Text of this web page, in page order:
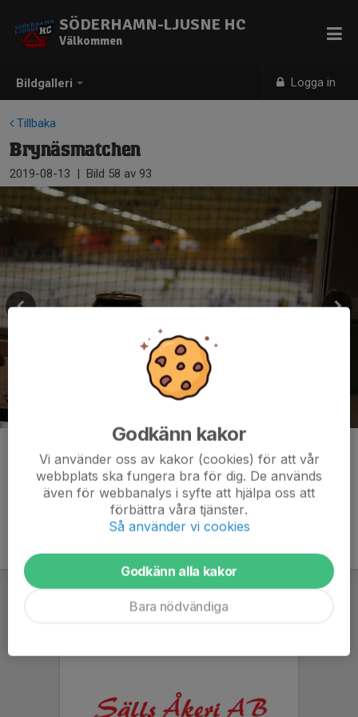
Bildgalleri Logga in
SÖDERHAMN-LJUSNE HC
Välkommen
Tillbaka
Brynäsmatchen
2019-08-13 | Bild 58 av 93
Kommentarer
Godkänn kakor
Vi använder oss av kakor (cookies) för att vår
webbplats ska fungera bra för dig. De används
även för webbanalys i syfte att hjälpa oss att
förbättra våra tjänster.
Så använder vi cookies
Godkänn alla kakor
Bara nödvändiga